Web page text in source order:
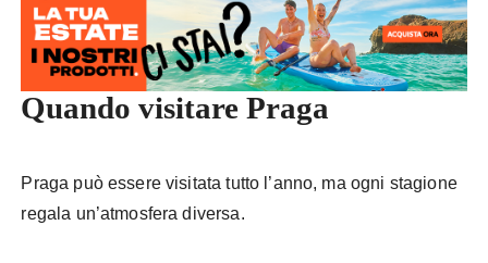
Quando visitare Praga
Praga può essere visitata tutto l’anno, ma ogni stagione
regala un’atmosfera diversa.